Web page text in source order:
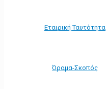
Εταιρική Ταυτότητα
Όραμα-Σκοπός